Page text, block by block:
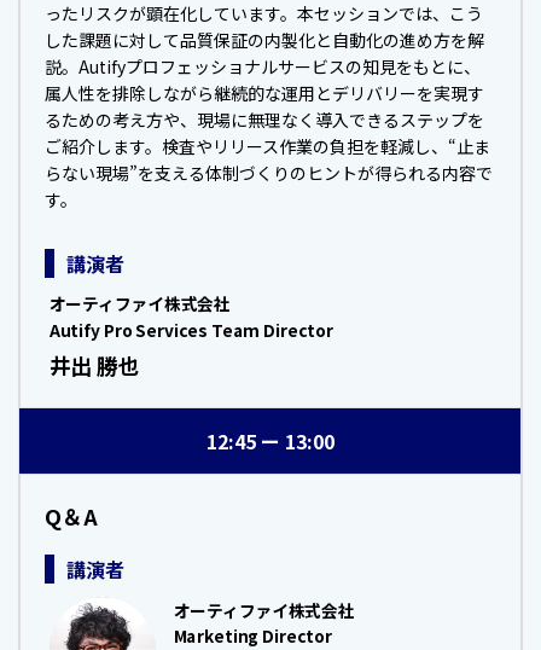
ったリスクが顕在化しています。本セッションでは、こう
した課題に対して品質保証の内製化と自動化の進め方を解
説。Autifyプロフェッショナルサービスの知見をもとに、
属人性を排除しながら継続的な運用とデリバリーを実現す
るための考え方や、現場に無理なく導入できるステップを
ご紹介します。検査やリリース作業の負担を軽減し、“止ま
らない現場”を支える体制づくりのヒントが得られる内容で
す。
講演者
オーティファイ株式会社
Autify Pro Services Team Director
井出 勝也
12:45 13:00
Q＆A
講演者
オーティファイ株式会社
Marketing Director